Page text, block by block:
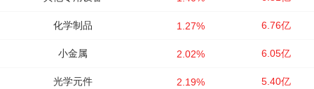
化学制品 1.27% 6.76亿
小金属 2.02% 6.05亿
光学元件 2.19% 5.40亿